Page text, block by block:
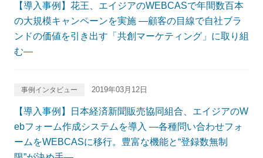
【導入事例】花王、エイジアのWEBCASで年間数百本
の大規模キャンペーンを実施 ―顧客の目線で自社ブラ
ンドの価値を引き出す「共創マーケティング」に取り組
む―
事例インタビュー 2019年03月12日
【導入事例】日本経済新聞販売協同組合、エイジアのW
ebフォーム作成システムを導入 ―各種問い合わせフォ
ームをWEBCASに移行。豊富な機能と“登録数無制